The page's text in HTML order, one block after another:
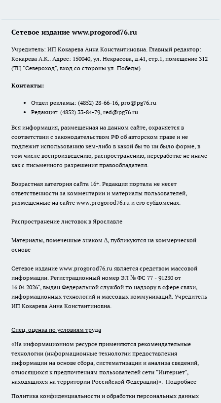
Сетевое издание www.progorod76.ru
Учредитель: ИП Кокарева Анна Константиновна. Главный редактор:
Кокарева А.К.. Адрес: 150040, ул. Некрасова, д.41, стр.1, помещение 312
(ТЦ "Североход", вход со стороны ул. Победы)
Контакты:
Отдел рекламы: (4852) 28-66-16, pro@pg76.ru
Редакция: (4852) 33-84-79, red@pg76.ru
Вся информация, размещенная на данном сайте, охраняется в
соответствии с законодательством РФ об авторском праве и не
подлежит использованию кем-либо в какой бы то ни было форме, в
том числе воспроизведению, распространению, переработке не иначе
как с письменного разрешения правообладателя.
Возрастная категория сайта 16+. Редакция портала не несет
ответственности за комментарии и материалы пользователей,
размещенные на сайте www.progorod76.ru и его субдоменах.
Распространение листовок в Ярославле
Материалы, помеченные знаком ∆, публикуются на коммерческой
основе
Сетевое издание www.progorod76.ru является средством массовой
информации. Регистрационный номер ЭЛ № ФС 77 - 91230 от
16.04.2026", выдан Федеральной службой по надзору в сфере связи,
информационных технологий и массовых коммуникаций. Учредитель
ИП Кокарева Анна Константиновна.
Спец. оценка по условиям труда
«На информационном ресурсе применяются рекомендательные
технологии (информационные технологии предоставления
информации на основе сбора, систематизации и анализа сведений,
относящихся к предпочтениям пользователей сети "Интернет",
находящихся на территории Российской Федерации)». Подробнее
Политика конфиденциальности и обработки персональных данных